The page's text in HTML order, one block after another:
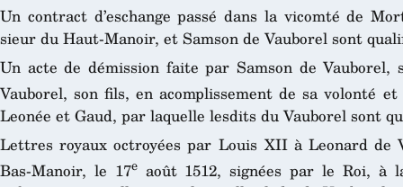
Un contract d’eschange passé dans la vicomté de
sieur du Haut-Manoir, et Samson de Vauborel sont
Un acte de démission faite par Samson de
Vauborel, son fils, en acomplissement de sa volonté
Leonée et Gaud, par laquelle lesdits du Vauborel sont
Lettres royaux octroyées par Louis XII à Leonard de
Bas-Manoir, le 17eaoût 1512, signées par le Roi, à